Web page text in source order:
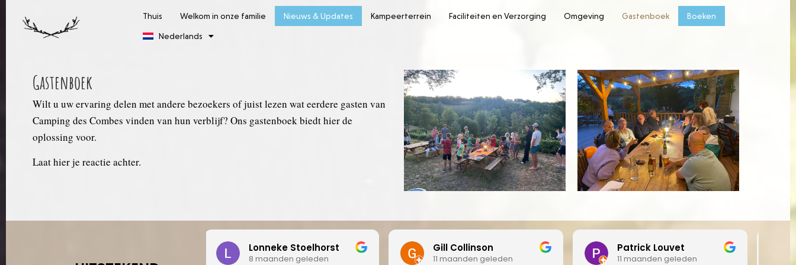
Thuis Welkom in onze familie Nieuws & Updates Kampeerterrein Faciliteiten en Verzorging Omgeving Gastenboek Boeken
Nederlands
Gastenboek
Wilt u uw ervaring delen met andere bezoekers of juist lezen wat eerdere gasten van
Camping des Combes vinden van hun verblijf? Ons gastenboek biedt hier de
oplossing voor.
Laat hier je reactie achter.
Gill Collinson
11 maanden geleden
Patrick Louvet
11 maanden geleden
Claire Cooper
11 maanden geleden